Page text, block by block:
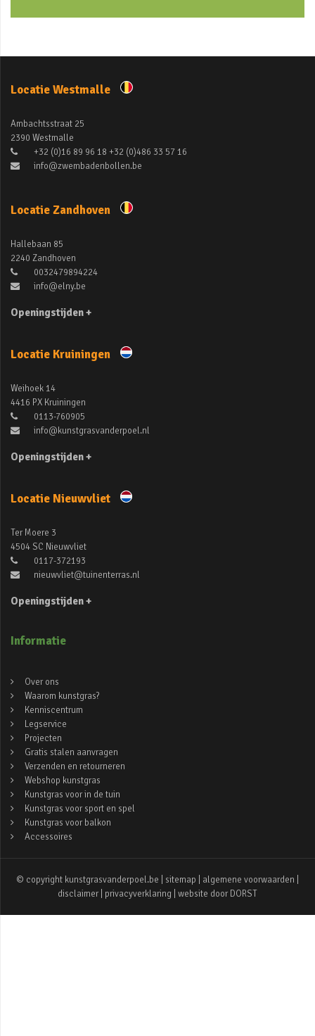
Locatie Westmalle
Ambachtsstraat 25
2390 Westmalle
+32 (0)16 89 96 18 +32 (0)486 33 57 16
info@zwembadenbollen.be
Locatie Zandhoven
Hallebaan 85
2240 Zandhoven
0032479894224
info@elny.be
Openingstijden +
Locatie Kruiningen
Weihoek 14
4416 PX Kruiningen
0113-760905
info@kunstgrasvanderpoel.nl
Openingstijden +
Locatie Nieuwvliet
Ter Moere 3
4504 SC Nieuwvliet
0117-372193
nieuwvliet@tuinenterras.nl
Openingstijden +
Informatie
Over ons
Waarom kunstgras?
Kenniscentrum
Legservice
Projecten
Gratis stalen aanvragen
Verzenden en retourneren
Webshop kunstgras
Kunstgras voor in de tuin
Kunstgras voor sport en spel
Kunstgras voor balkon
Accessoires
© copyright kunstgrasvanderpoel.be | sitemap algemene voorwaarden
disclaimer
privacyverklaring | website door DORST